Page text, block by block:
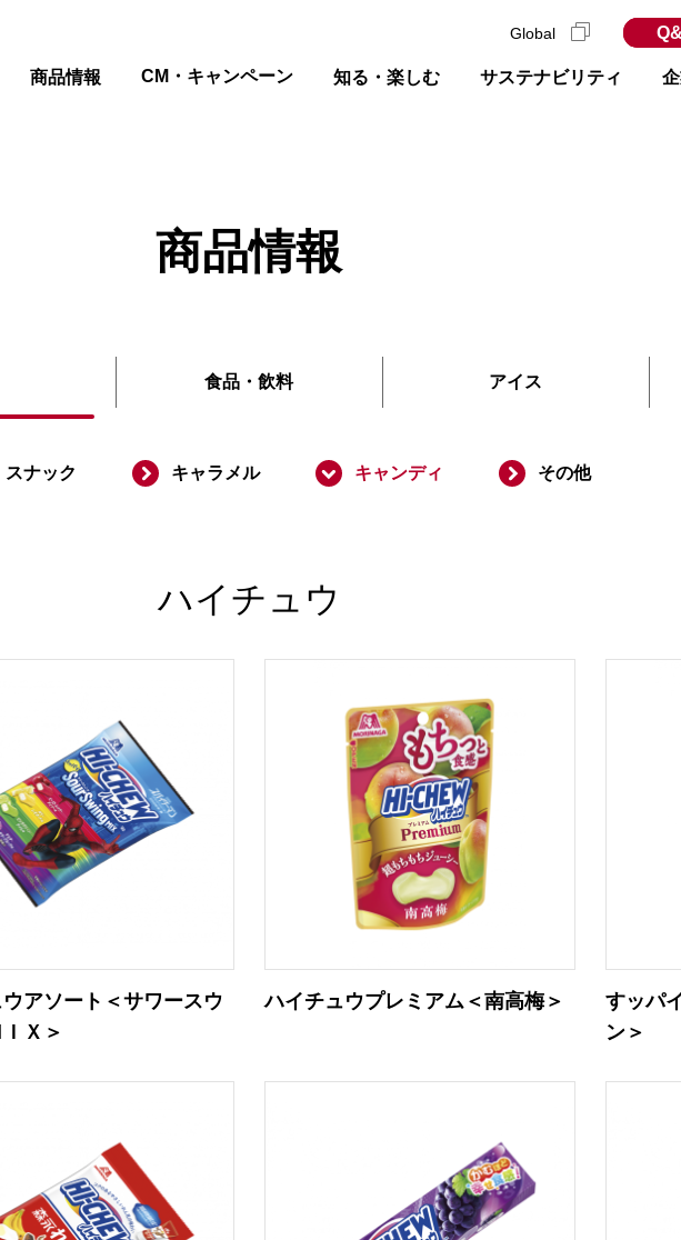
商品情報 CM・キャンペーン 知る・楽しむ サステナビリティ
Global
商品情報
食品 ・ 飲料 アイス
スナック キャラメル キャンディ その他
ハイチュウ
アソート＜サワースウ
Ｘ＞
ハイチュウプレミアム＜南高梅＞
すッパ
ン＞